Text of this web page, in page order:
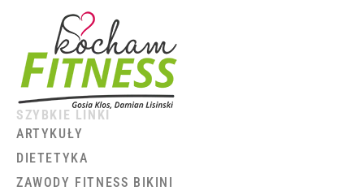
SZYBKIE LINKI
ARTYKUŁY
DIETETYKA
ZAWODY FITNESS BIKINI